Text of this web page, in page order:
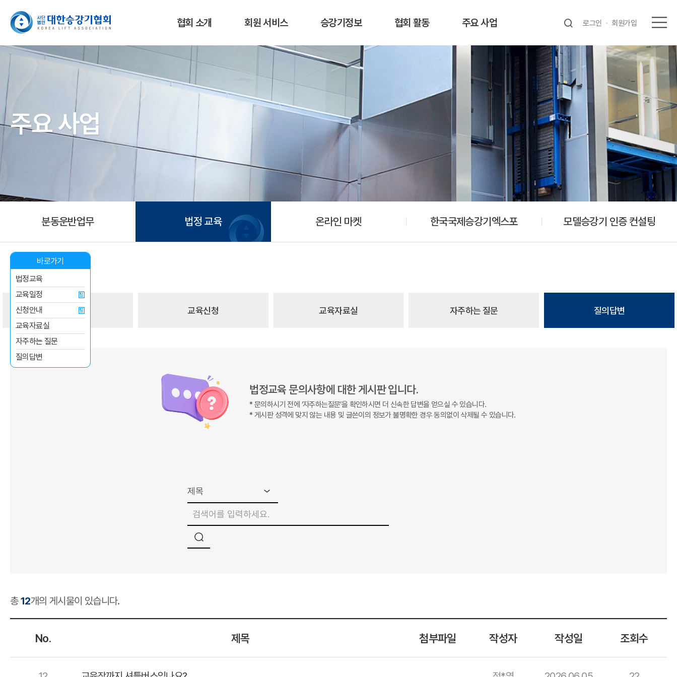
협회 소개 회원 서비스 승강기정보 협회 활동 주요 사업 로그인 회원가입
주요 사업
분동운반업무 법정 교육 온라인 마켓 한국국제승강기엑스포 모델승강기 인증 컨설팅
법정교육 교육신청 교육자료실 자주하는 질문 질의답변
법정교육 문의사항에 대한 게시판 입니다.
* 문의하시기 전에 ‘자주하는질문’을 확인하시면 더 신속한 답변을 얻으실 수 있습니다.
* 게시판 성격에 맞지 않는 내용 및 글쓴이의 정보가 불명확한 경우 동의없이 삭제될 수 있습니다.
총12개의 게시물이 있습니다.
No. 제목 첨부파일 작성자 작성일 조회수
바로가기
법정교육
교육일정
신청안내
교육자료실
자주하는 질문
질의답변